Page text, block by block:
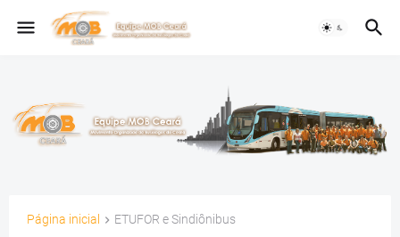
Página inicial ETUFOR e Sindiônibus